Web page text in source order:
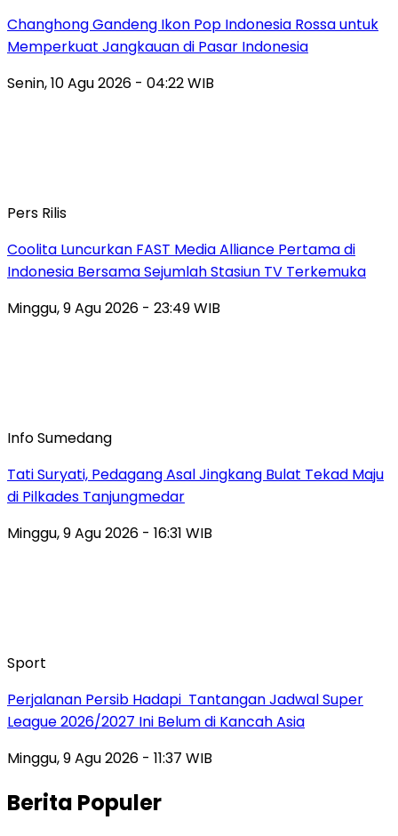
Changhong Gandeng Ikon Pop Indonesia Rossa untuk
Memperkuat Jangkauan di Pasar Indonesia
Senin, 10 Agu 2026 - 04:22 WIB
Pers Rilis
Coolita Luncurkan FAST Media Alliance Pertama di
Indonesia Bersama Sejumlah Stasiun TV Terkemuka
Minggu, 9 Agu 2026 - 23:49 WIB
Info Sumedang
Tati Suryati, Pedagang Asal Jingkang Bulat Tekad Maju
di Pilkades Tanjungmedar
Minggu, 9 Agu 2026 - 16:31 WIB
Sport
Perjalanan Persib Hadapi Tantangan Jadwal Super
League 2026/2027 Ini Belum di Kancah Asia
Minggu, 9 Agu 2026 - 11:37 WIB
Berita Populer